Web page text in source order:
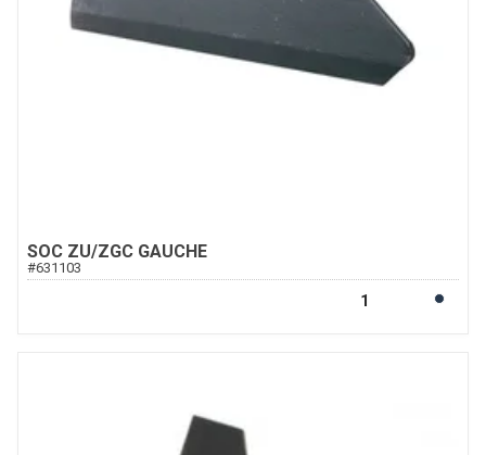
SOC ZU/ZGC GAUCHE
#631103